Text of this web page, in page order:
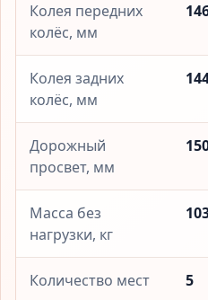
Колея передних
колёс, мм
Колея задних
колёс, мм
Дорожный
просвет, мм
Масса без
нагрузки, кг
Количество мест 5